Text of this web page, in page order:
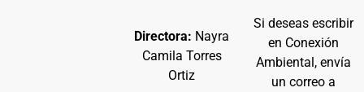
Directora: Nayra
Camila Torres
Ortiz
Si deseas escribir
en Conexión
Ambiental, envía
un correo a